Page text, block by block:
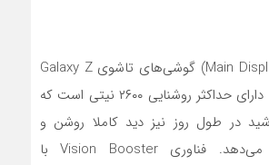
نمایشگر اصلی (Main Display) گوشی‌های تاشوی Galaxy Z
Fold6 سامسونگ، دارای حداکثر روشنایی ۲۶۰۰ نیتی است که
در طول روز نیز دید کاملا روشن و
واضحی را ارائه می‌دهد. فناوری Vision Booster با